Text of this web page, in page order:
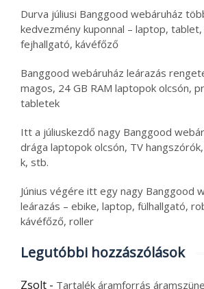
Durva júliusi Banggood webáruház
kedvezmény kuponnal – laptop,
fejhallgató, kávéfőző
Banggood webáruház leárazás
magos, 24 GB RAM laptopok olcsón,
tabletek
Itt a júliuskezdő nagy Banggood
drága laptopok olcsón, TV
k, stb.
Június végére itt egy nagy Banggood
leárazás – ebike, laptop, fülhallgató,
kávéfőző, roller
Legutóbbi hozzászólások
Zsolt - Tartalék áramforrás